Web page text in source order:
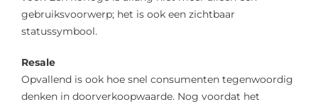
gebruiksvoorwerp; het is ook een zichtbaar
statussymbool.
Resale
Opvallend is ook hoe snel consumenten tegenwoordig
denken in doorverkoopwaarde. Nog voordat het